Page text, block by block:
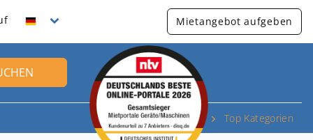
Mietangebot aufgeben
Top Kategorien